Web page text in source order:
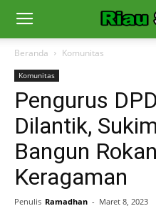
Beranda Komunitas
Komunitas
Pengurus
Dilantik,
Bangun
Keragaman
Penulis Ramadhan - Maret 8, 2023